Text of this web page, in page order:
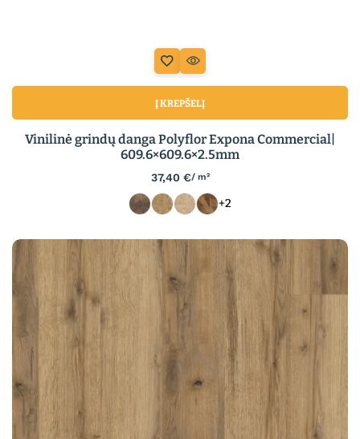
Į KREPŠELĮ
Vinilinė grindų danga Polyflor Expona Commercial|
609.6×609.6×2.5mm
37,40 €/ m²
+2